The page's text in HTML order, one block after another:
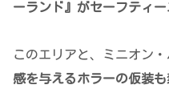
ーランド』がセーフティ
このエリアと、ミニオン・
感を与えるホラーの仮装も